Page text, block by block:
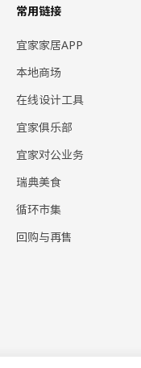
常用链接
宜家家居APP
本地商场
在线设计工具
宜家俱乐部
宜家对公业务
瑞典美食
循环市集
回购与再售